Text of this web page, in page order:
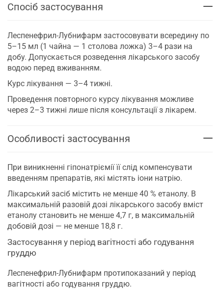
Спосіб застосування
Леспенефрил-Лубнифарм застосовувати всередину по
5–15 мл (1 чайна — 1 столова ложка) 3–4 рази на
добу. Допускається розведення лікарського засобу
водою перед вживанням.
Курс лікування — 3–4 тижні.
Проведення повторного курсу лікування можливе
через 2–3 тижні лише після консультації з лікарем.
Особливості застосування
При виникненні гіпонатріємії її слід компенсувати
введенням препаратів, які містять іони натрію.
Лікарський засіб містить не менше 40 % етанолу. В
максимальній разовій дозі лікарського засобу вміст
етанолу становить не менше 4,7 г, в максимальній
добовій дозі — не менше 18,8 г.
Застосування у період вагітності або годування
груддю
Леспенефрил-Лубнифарм протипоказаний у період
вагітності або годування груддю.